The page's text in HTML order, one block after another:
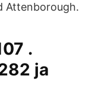
Attenborough.
.
ja